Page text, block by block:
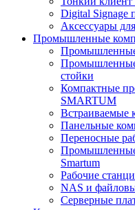
Digital Signage
Аксессуары
Промышленные
Промышленные
стойки
Компактные
SMARTUM
Встраиваемые
Панельные
Переносные
Промышленные
Smartum
Рабочие
NAS и
Серверные